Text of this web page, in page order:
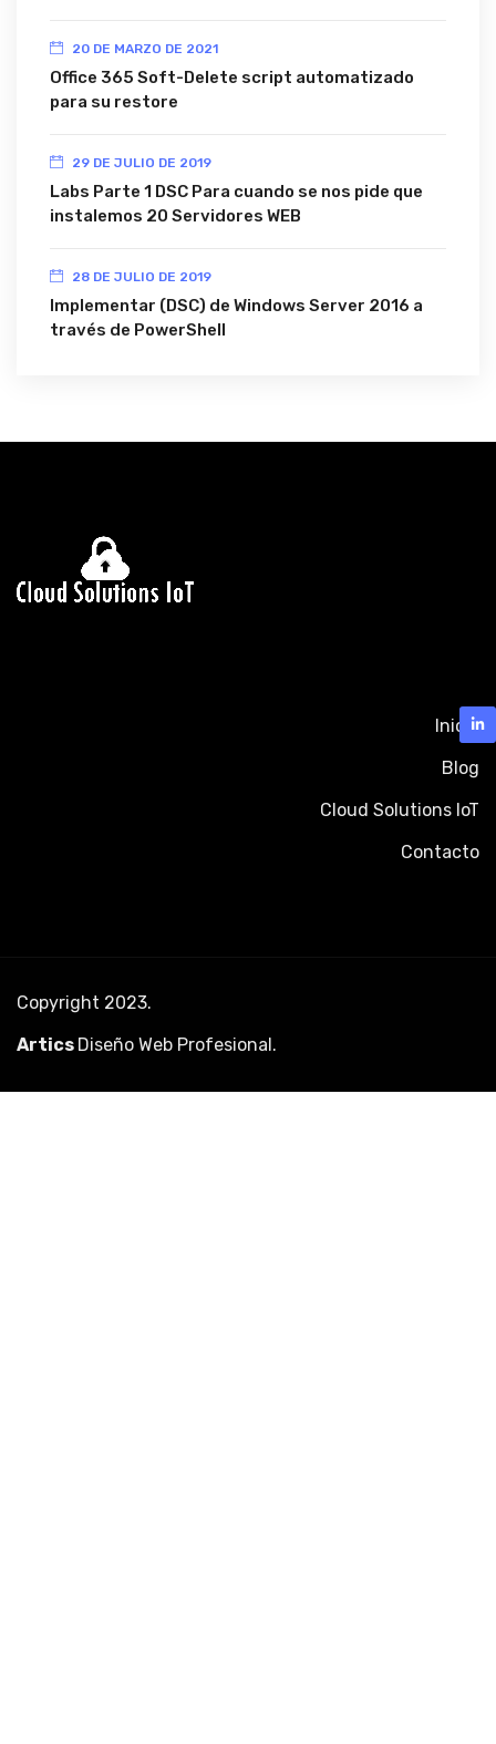
20 DE MARZO DE 2021
Office 365 Soft-Delete script automatizado
para su restore
29 DE JULIO DE 2019
Labs Parte 1 DSC Para cuando se nos pide que
instalemos 20 Servidores WEB
28 DE JULIO DE 2019
Implementar (DSC) de Windows Server 2016 a
través de PowerShell
Inicio
Blog
Cloud Solutions IoT
Contacto
Copyright 2023.
Artics Diseño Web Profesional .